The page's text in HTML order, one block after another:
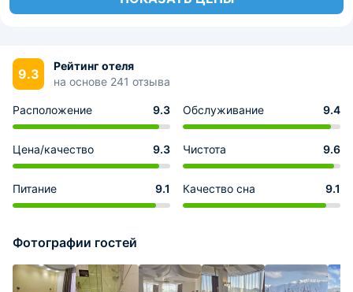
9.3
Рейтинг отеля
на основе 241 отзыва
Расположение 9.3 Обслуживание 9.4
Цена/качество 9.3 Чистота 9.6
Питание 9.1 Качество сна 9.1
Фотографии гостей